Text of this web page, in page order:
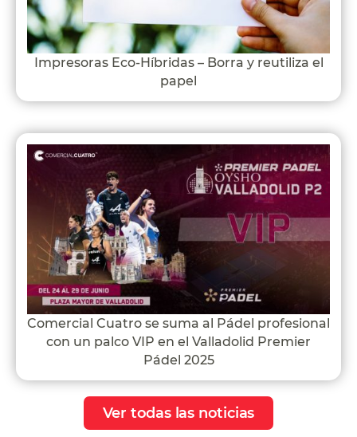
Impresoras Eco-Híbridas – Borra y reutiliza el
papel
Comercial Cuatro se suma al Pádel profesional
con un palco VIP en el Valladolid Premier
Pádel 2025
Ver todas las noticias